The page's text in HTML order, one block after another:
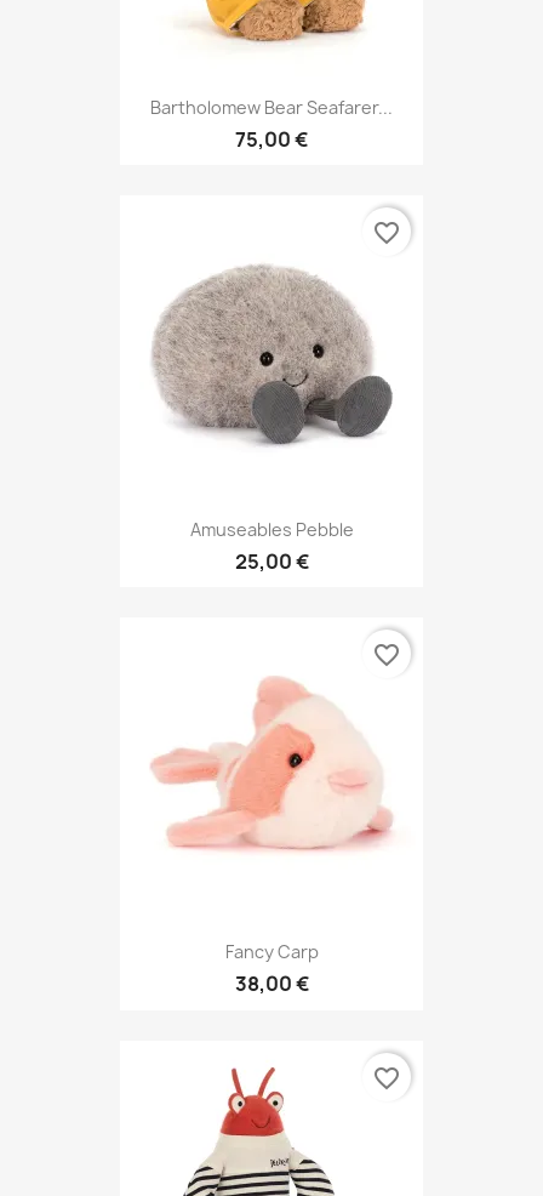
Bartholomew Bear Seafarer...
75,00 €
Amuseables Pebble
25,00 €
favorite_border
Fancy Carp
38,00 €
favorite_border
favorite_border